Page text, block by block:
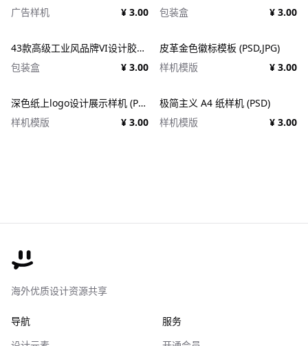
广告样机
¥ 3.00
包装盒
¥ 3.00
43款高级工业风品牌VI设计胶带包装纸盒名片信纸信封展示效果图PSD样机 Duct tape &#038; Box mockups
包装盒
¥ 3.00
皮革金色徽标模板 (PSD,JPG)
样机模版
¥ 3.00
深色纸上logo设计展示样机 (PSD)
样机模版
¥ 3.00
极简主义 A4 纸样机 (PSD)
样机模版
¥ 3.00
海外优质设计资源共享
导航
服务